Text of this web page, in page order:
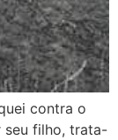
contra o
seu filho, trata-